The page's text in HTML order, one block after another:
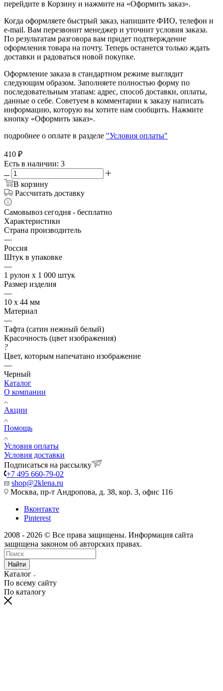
перейдите в Корзину и нажмите на «Оформить заказ».
Когда оформляете быстрый заказ, напишите ФИО, телефон и
e-mail. Вам перезвонит менеджер и уточнит условия заказа.
По результатам разговора вам придет подтверждение
оформления товара на почту. Теперь останется только ждать
доставки и радоваться новой покупке.
Оформление заказа в стандартном режиме выглядит
следующим образом. Заполняете полностью форму по
последовательным этапам: адрес, способ доставки, оплаты,
данные о себе. Советуем в комментарии к заказу написать
информацию, которую вы хотите нам сообщить. Нажмите
кнопку «Оформить заказ».
подробнее о оплате в разделе "Условия оплаты"
410 ₽
Есть в наличии: 3
В корзину
Рассчитать доставку
Самовывоз сегодня - бесплатно
Характеристики
Страна производитель
—
Россия
Штук в упаковке
—
1 рулон х 1 000 штук
Размер изделия
—
10 х 44 мм
Материал
—
Тафта (сатин нежный белый)
Красочность (цвет изображения)
?
Цвет, которым напечатано изображение
—
Черный
Каталог
О компании
Акции
Помощь
Условия оплаты
Условия доставки
Подписаться на рассылку
+7 495 660-79-02
shop@2klena.ru
Москва, пр-т Андропова, д. 38, кор. 3, офис 116
Вконтакте
Pinterest
2008 - 2026 © Все права защищены. Информация сайта
защищена законом об авторских правах.
Найти
Каталог
По всему сайту
По каталогу